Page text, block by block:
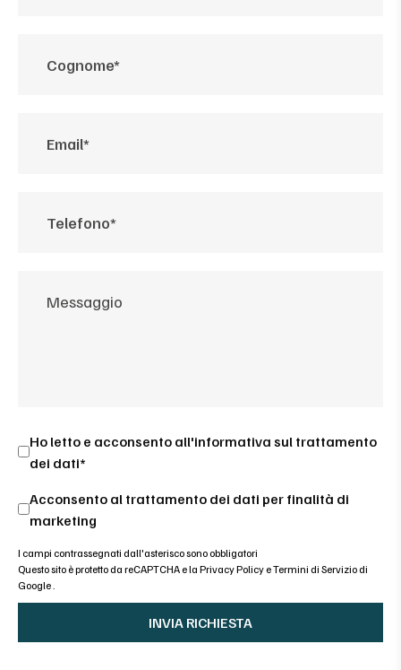
Ho letto e acconsento all'informativa sul trattamento
dei dati*
Acconsento al trattamento dei dati per finalità di
marketing
I campi contrassegnati dall'asterisco sono obbligatori
Questo sito è protetto da reCAPTCHA e la Privacy Policy eTermini di Servizio di
Google